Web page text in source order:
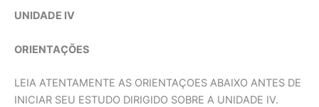
UNIDADE IV
ORIENTAÇÕES
LEIA ATENTAMENTE AS ORIENTAÇOES ABAIXO ANTES DE
INICIAR SEU ESTUDO DIRIGIDO SOBRE A UNIDADE IV.